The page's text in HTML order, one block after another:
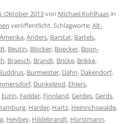
Oktober 2013von Michael Kohlhaas in
veröffentlicht. Schlagworte:Alt-
Amerika,Anders, Barstat, Bartels,
, Beutin, Blöcker, Boecker, Boon-
, Braesch, Brandt, Bricke, Brikke,
, Burmeister, Dähn, Dakendorf,
, Dunkelgod, Ehlers,
Eutin, Fedder, Finnland,Gerdes,Gerds,
, Harder, Hartz, Heinrichswalde,
, Heybey, Hildebrandt, Horstmann,